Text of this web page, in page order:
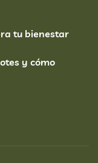
tu bienestar
y cómo